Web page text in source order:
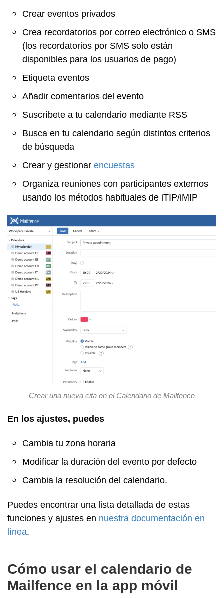
Crear eventos privados
Crea recordatorios por correo electrónico o SMS
(los recordatorios por SMS solo están
disponibles para los usuarios de pago)
Etiqueta eventos
Añadir comentarios del evento
Suscríbete a tu calendario mediante RSS
Busca en tu calendario según distintos criterios
de búsqueda
Crear y gestionar encuestas
Organiza reuniones con participantes externos
usando los métodos habituales de iTIP/iMIP
Crear una nueva cita en el Calendario de Mailfence
En los ajustes, puedes
Cambia tu zona horaria
Modificar la duración del evento por defecto
Cambia la resolución del calendario.
Puedes encontrar una lista detallada de estas
funciones y ajustes en nuestra documentación en
línea.
Cómo usar el calendario de
Mailfence en la app móvil